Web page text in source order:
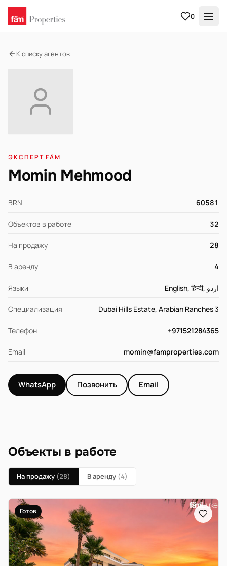
0
К списку агентов
ЭКСПЕРТ FÄM
Momin Mehmood
BRN 60581
Объектов в работе 32
На продажу 28
В аренду 4
Языки English, हिन्दी, اردو
Специализация Dubai Hills Estate, Arabian Ranches 3
Телефон +971521284365
Email momin@famproperties.com
WhatsApp Позвонить Email
Объекты в работе
На продажу (28) В аренду (4)
Готов